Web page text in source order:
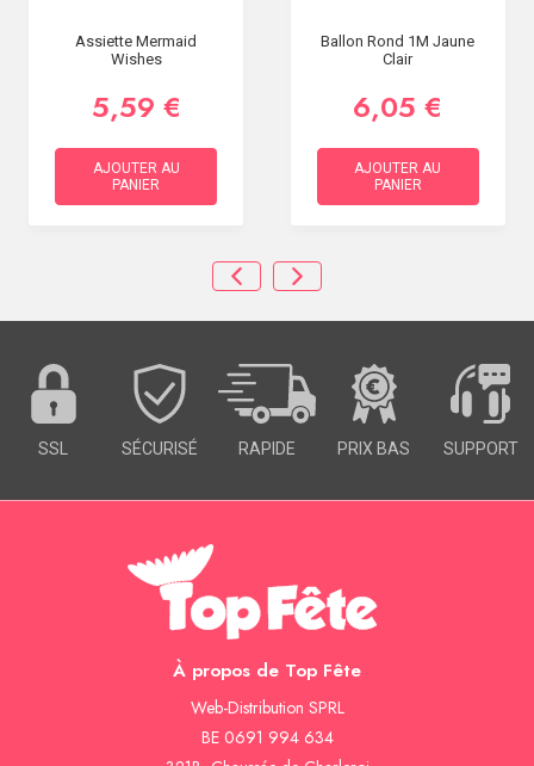
Assiette Mermaid
Wishes
5,59 €
AJOUTER AU
PANIER
Ballon Rond 1M Jaune
Clair
6,05 €
AJOUTER AU
PANIER
SSL SÉCURISÉ RAPIDE PRIX BAS SUPPORT
À propos de Top Fête
Web-Distribution SPRL
BE 0691 994 634